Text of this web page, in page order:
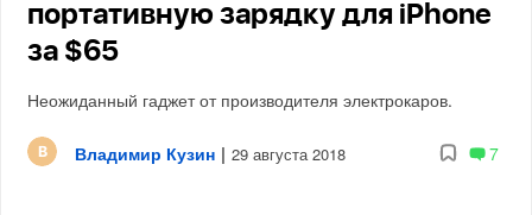
портативную зарядку для iPhone
за $65
Неожиданный гаджет от производителя электрокаров.
Владимир Кузин | 29 августа 2018 7